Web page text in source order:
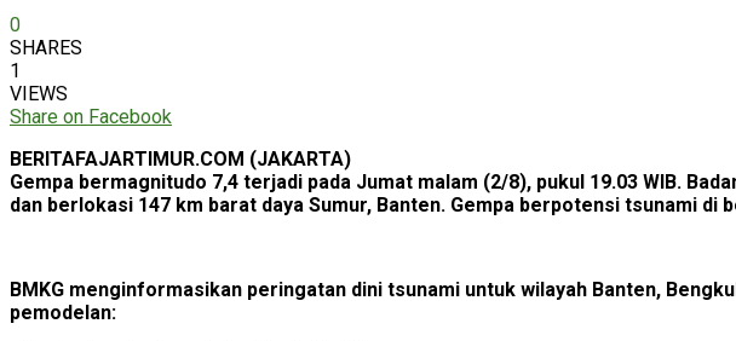
0
SHARES
1
VIEWS
Share on Facebook
BERITAFAJARTIMUR.COM (JAKARTA)
Gempa bermagnitudo 7,4 terjadi pada Jumat malam (2/8), pukul 19.03 WIB.
dan berlokasi 147 km barat daya Sumur, Banten. Gempa berpotensi tsunami di
BMKG menginformasikan peringatan dini tsunami untuk wilayah Banten,
pemodelan: